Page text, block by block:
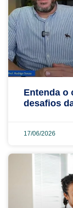
Entenda o
desafios
17/06/2026